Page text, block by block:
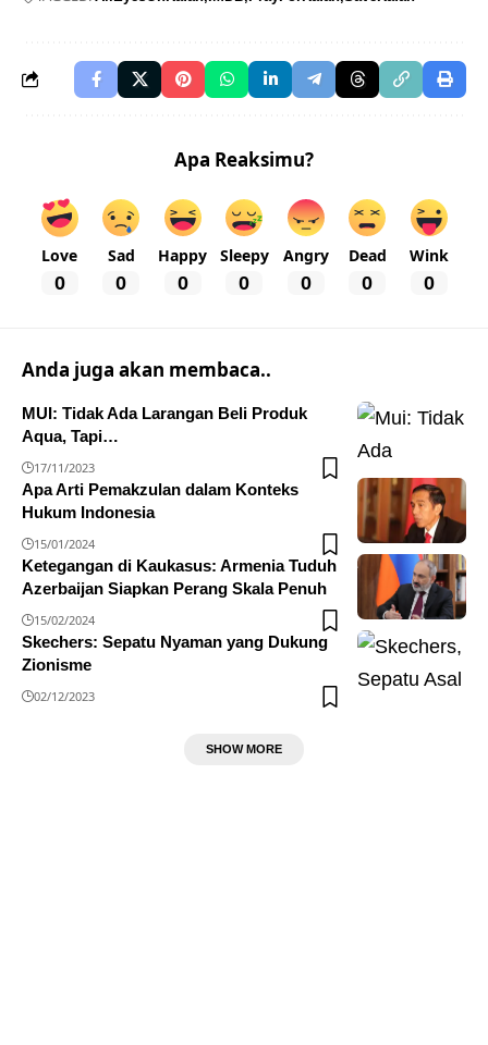
Apa Reaksimu?
Love
0
Sad
0
Happy
0
Sleepy
0
Angry
0
Dead
0
Wink
0
Anda juga akan membaca..
MUI: Tidak Ada Larangan Beli Produk
Aqua, Tapi…
17/11/2023
Apa Arti Pemakzulan dalam Konteks
Hukum Indonesia
15/01/2024
Ketegangan di Kaukasus: Armenia Tuduh
Azerbaijan Siapkan Perang Skala Penuh
15/02/2024
Skechers: Sepatu Nyaman yang Dukung
Zionisme
02/12/2023
SHOW MORE